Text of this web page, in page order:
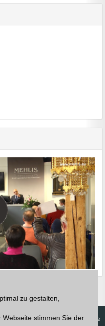
zu gestalten,
stimmen Sie der
Highest acceptance